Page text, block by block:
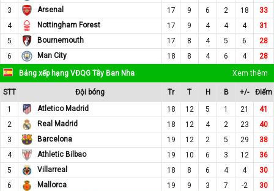
3
Arsenal 17 9 6 2 18
33
4
Nottingham Forest 17 9 4 4 4
31
5
Bournemouth 17 8 4 5 6
28
6
Man City 18 8 4 6 4
28
Bảng xếp hạng VĐQG Tây Ban Nha
Xem thêm
STT Đội bóng Tr T H B +/-
Điểm
1
Atletico Madrid 18 12 5 1 21
41
2
Real Madrid 18 12 4 2 23
40
3
Barcelona 19 12 2 5 29
38
4
Athletic Bilbao 19 10 6 3 12
36
5
Villarreal 18 8 6 4 4
30
6
Mallorca 19 9 3 7 -2
30